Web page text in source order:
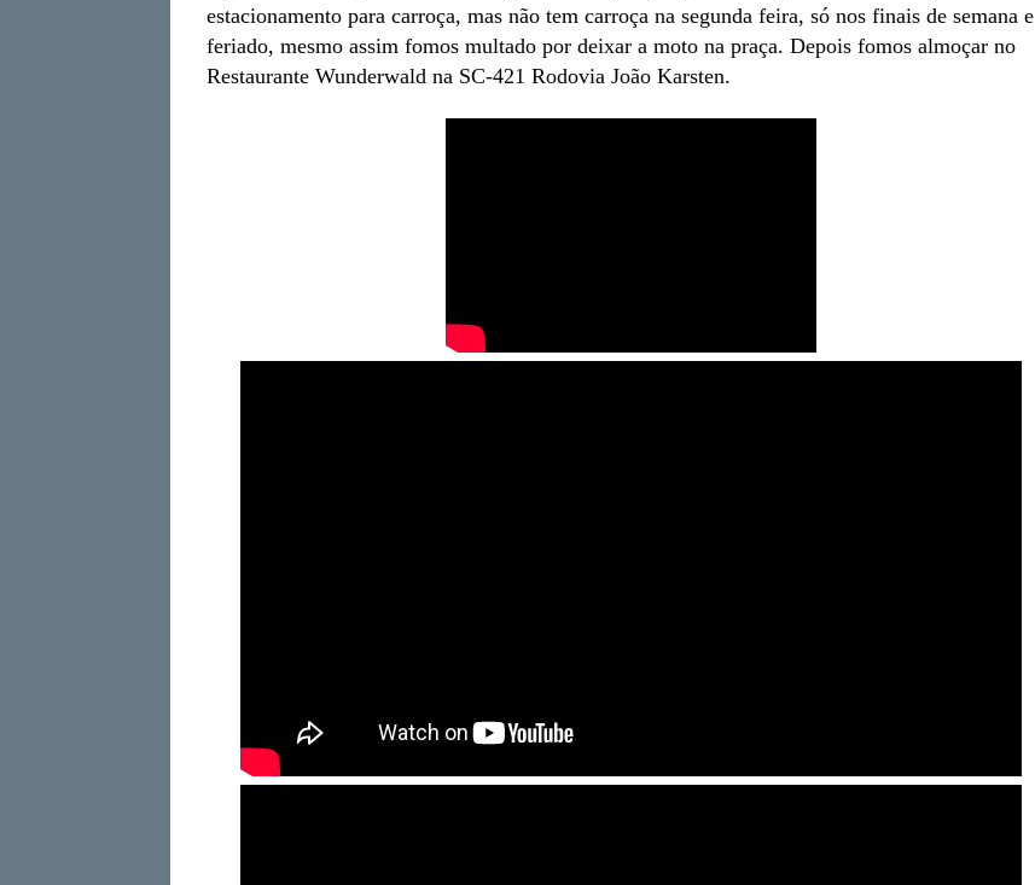
estacionamento para carroça, mas não tem carroça na segunda feira, só nos finais de semana e
feriado, mesmo assim fomos multado por deixar a moto na praça. Depois fomos almoçar no
Restaurante Wunderwald na SC-421 Rodovia João Karsten.